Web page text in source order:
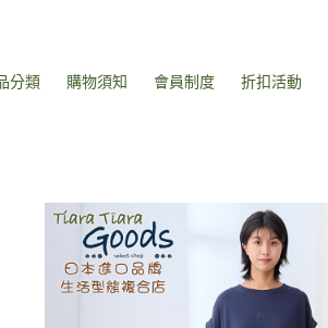
分類 購物須知 會員制度 折扣活動